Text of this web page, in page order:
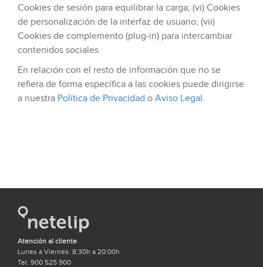
Cookies de sesión para equilibrar la carga; (vi) Cookies
de personalización de la interfaz de usuario; (vii)
Cookies de complemento (plug-in) para intercambiar
contenidos sociales
En relación con el resto de información que no se
refiera de forma específica a las cookies puede dirigirse
a nuestra Política de Privacidad o Aviso Legal.
Atención al cliente
Lunes a Viernes: 8:30h a 20:00h
Tel. 900 525 900